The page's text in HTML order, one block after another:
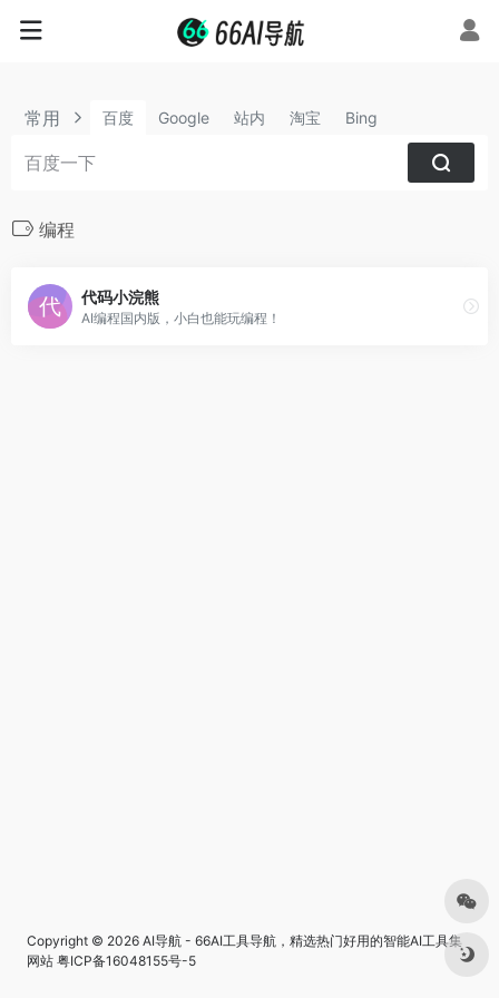
常用 百度 Google 站内 淘宝 Bing
编程
代码小浣熊
AI编程国内版，小白也能玩编程！
Copyright © 2026 AI导航 - 66AI工具导航，精选热门好用的智能AI工具集
网站 粤ICP备16048155号-5